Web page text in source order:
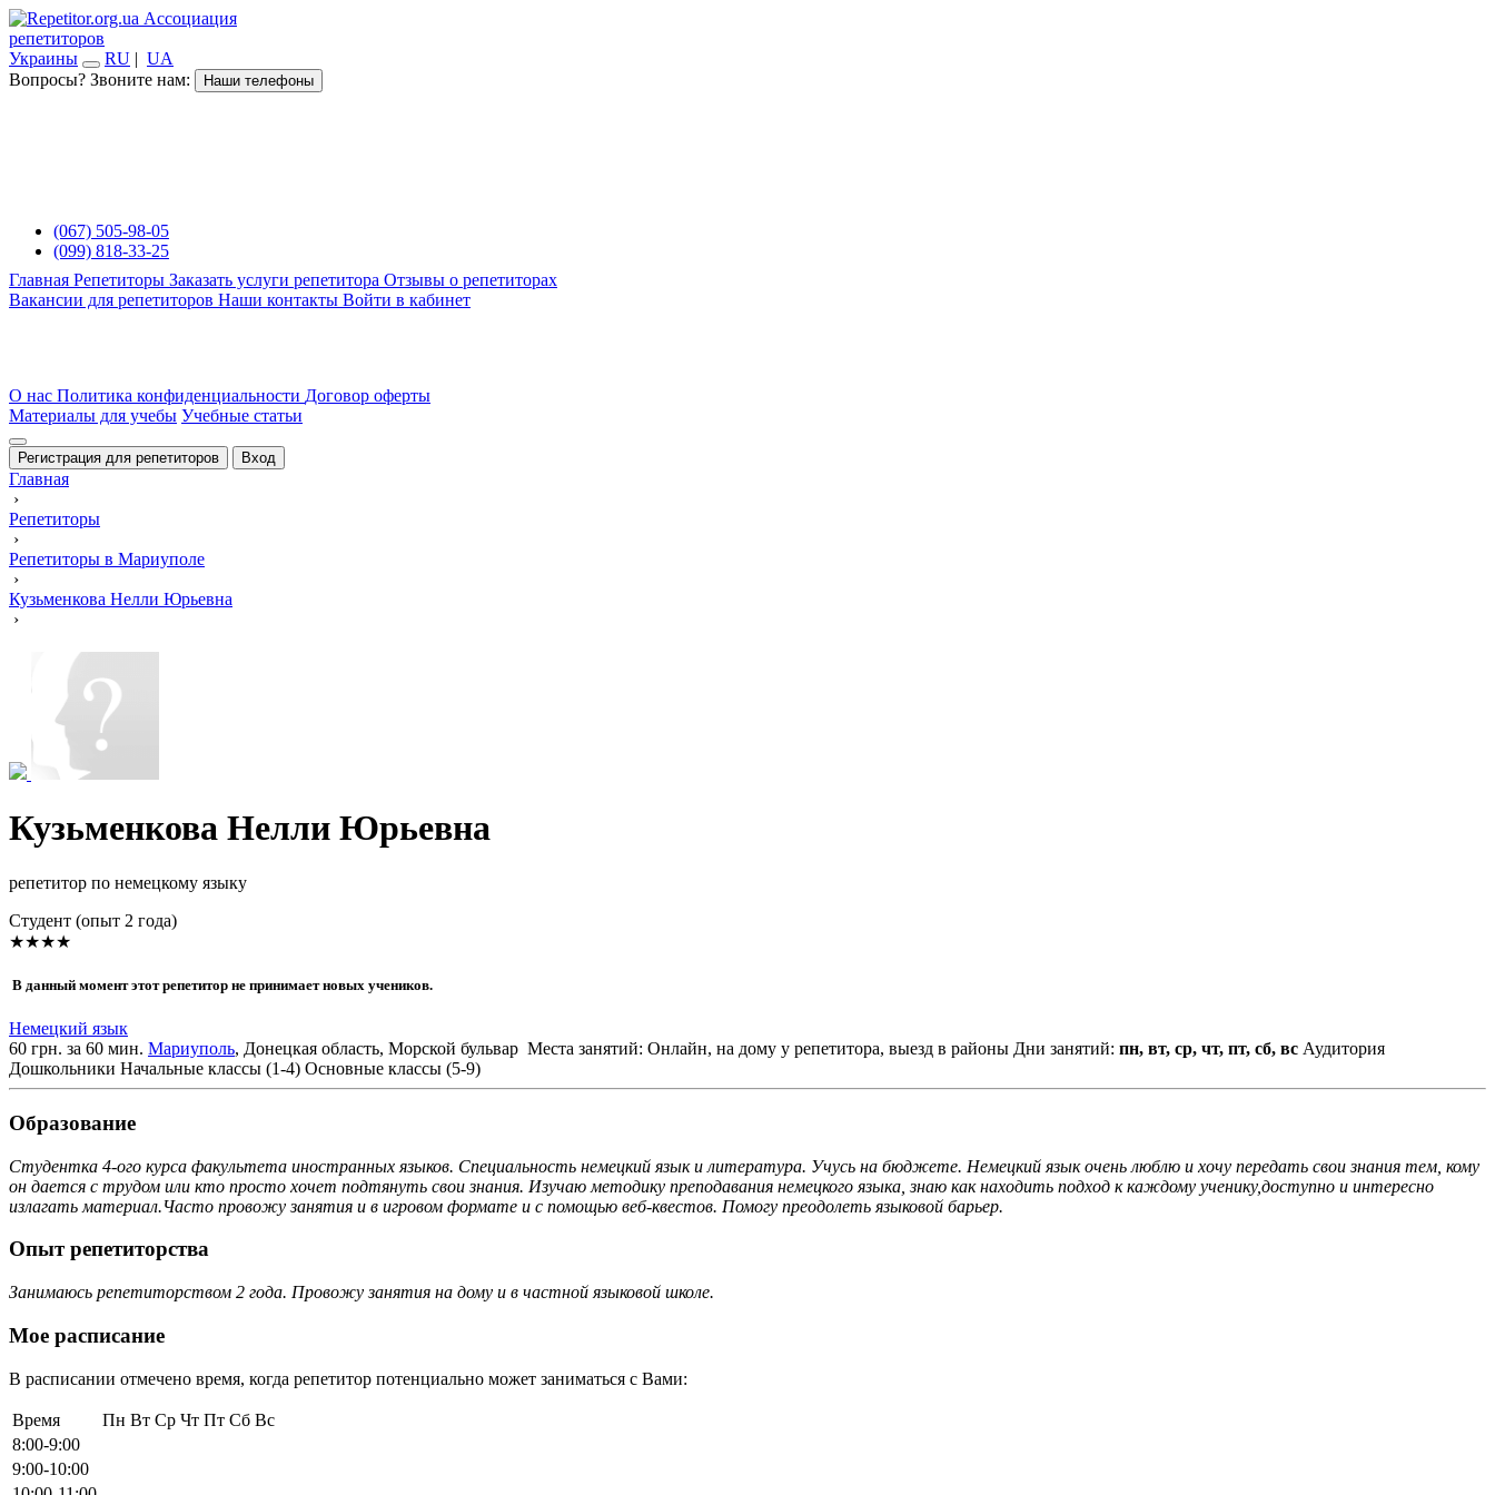
Ассоциация
репетиторов
Украины
RU | UA
Вопросы? Звоните нам:
Наши телефоны
(067) 505-98-05
(099) 818-33-25
Главная Репетиторы Заказать услуги репетитора Отзывы о репетиторах
Вакансии для репетиторов Наши контакты Войти в кабинет
О нас Политика конфиденциальности Договор оферты
Материалы для учебы Учебные статьи
Регистрация для репетиторов Вход
Главная
›
Репетиторы
›
Репетиторы в Мариуполе
›
Кузьменкова Нелли Юрьевна
›
Кузьменкова Нелли Юрьевна
репетитор по немецкому языку
Cтудент (опыт 2 года)
★★★★
В данный момент этот репетитор не принимает новых учеников.
Немецкий язык
60 грн. за 60 мин. Мариуполь, Донецкая область, Морской бульвар Места занятий: Онлайн, на дому у репетитора, выезд в районы Дни занятий: пн, вт, ср, чт, пт, сб, вс Аудитория
Дошкольники Начальные классы (1-4) Основные классы (5-9)
Образование
Студентка 4-ого курса факультета иностранных языков. Специальность немецкий язык и литература. Учусь на бюджете. Немецкий язык очень люблю и хочу передать свои знания тем, кому
он дается с трудом или кто просто хочет подтянуть свои знания. Изучаю методику преподавания немецкого языка, знаю как находить подход к каждому ученику,доступно и интересно
излагать материал.Часто провожу занятия и в игровом формате и с помощью веб-квестов. Помогу преодолеть языковой барьер.
Опыт репетиторства
Занимаюсь репетиторством 2 года. Провожу занятия на дому и в частной языковой школе.
Мое расписание
В расписании отмечено время, когда репетитор потенциально может заниматься с Вами:
Время Пн Вт Ср Чт Пт Сб Вс
8:00-9:00
9:00-10:00